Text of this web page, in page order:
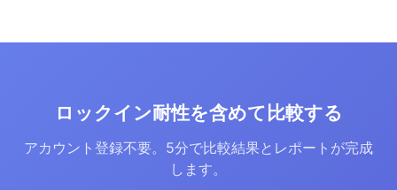
ロックイン耐性を含めて比較する
アカウント登録不要。5分で比較結果とレポートが完成
します。